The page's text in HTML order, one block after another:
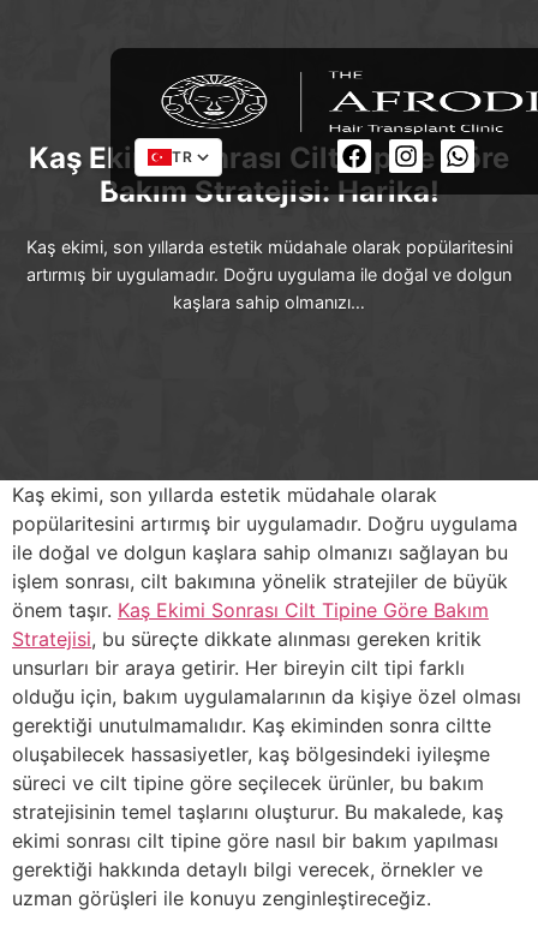
TR
Kaş Ekimi Sonrası Cilt Tipine Göre
Bakım Stratejisi: Harika!
Kaş ekimi, son yıllarda estetik müdahale olarak popülaritesini
artırmış bir uygulamadır. Doğru uygulama ile doğal ve dolgun
kaşlara sahip olmanızı…
Kaş ekimi, son yıllarda estetik müdahale olarak
popülaritesini artırmış bir uygulamadır. Doğru uygulama
ile doğal ve dolgun kaşlara sahip olmanızı sağlayan bu
işlem sonrası, cilt bakımına yönelik stratejiler de büyük
önem taşır. Kaş Ekimi Sonrası Cilt Tipine Göre Bakım
Stratejisi, bu süreçte dikkate alınması gereken kritik
unsurları bir araya getirir. Her bireyin cilt tipi farklı
olduğu için, bakım uygulamalarının da kişiye özel olması
gerektiği unutulmamalıdır. Kaş ekiminden sonra ciltte
oluşabilecek hassasiyetler, kaş bölgesindeki iyileşme
süreci ve cilt tipine göre seçilecek ürünler, bu bakım
stratejisinin temel taşlarını oluşturur. Bu makalede, kaş
ekimi sonrası cilt tipine göre nasıl bir bakım yapılması
gerektiği hakkında detaylı bilgi verecek, örnekler ve
uzman görüşleri ile konuyu zenginleştireceğiz.